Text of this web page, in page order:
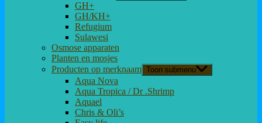
GH+
GH/KH+
Refugium
Sulawesi
Osmose apparaten
Planten en mosjes
Producten op merknaam Toon submenu
Aqua Nova
Aqua Tropica / Dr .Shrimp
Aquael
Chris & Oli’s